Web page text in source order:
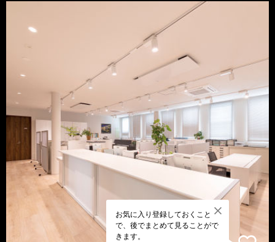
お気に入り登録しておくこと
で、後でまとめて見ることがで
きます。